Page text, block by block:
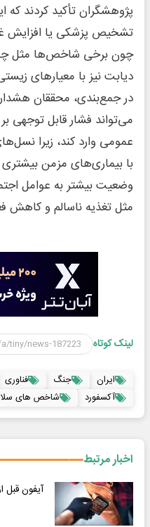
پژوهشگران تأکید کردند
تشخیص پزشکی یا افزایش
چون برخی شاخص‌ها مثل
دیابت نیز با معیارهای
در جمع‌بندی، محققان هشدار
می‌تواند فشار قابل توجهی
عمومی وارد کند، زیرا
با بیماری‌های مزمن
وضعیت بیشتر به عوامل
مثل تغذیه ناسالم و کاهش
لینک کوتاه
ایران جنگ فناوری
آکسفورد
شاخص های
اخبار مرتبط
آیفون